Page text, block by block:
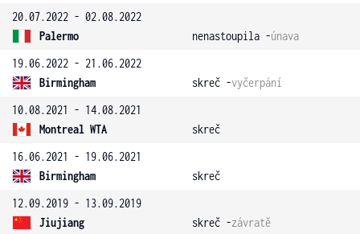
20.07.2022 - 02.08.2022
Palermo
nenastoupila -únava
19.06.2022 - 21.06.2022
Birmingham
skreč -vyčerpání
10.08.2021 - 14.08.2021
Montreal WTA
skreč
16.06.2021 - 19.06.2021
Birmingham
skreč
12.09.2019 - 13.09.2019
Jiujiang
skreč -závratě